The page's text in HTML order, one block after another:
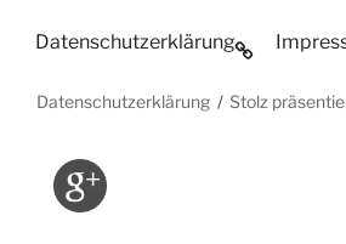
Datenschutzerklärung
Datenschutzerklärung Stolz